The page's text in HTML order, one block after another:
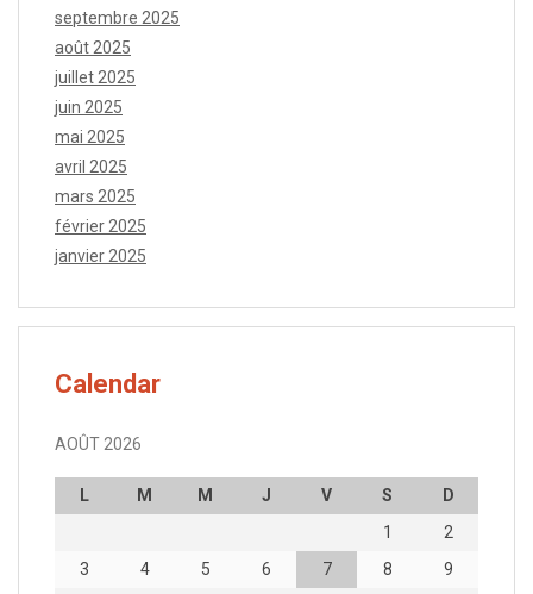
septembre 2025
août 2025
juillet 2025
juin 2025
mai 2025
avril 2025
mars 2025
février 2025
janvier 2025
Calendar
AOÛT 2026
L M M J V S
D
1
2
3
4 5 6 7 8
9